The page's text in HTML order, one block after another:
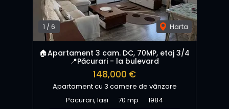
1 /6 Harta
🏠Apartament 3 cam. DC, 70MP, etaj 3/4
📍Păcurari - la bulevard
148,000 €
Apartament cu 3 camere de vânzare
Pacurari, Iasi
70 mp 1984